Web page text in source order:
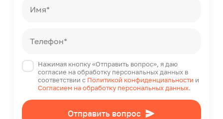
Имя*
Телефон*
Нажимая кнопку «Отправить вопрос», я даю
согласие на обработку персональных данных в
соответствии с Политикой конфиденциальности и
Согласием на обработку персональных данных.
Отправить вопрос